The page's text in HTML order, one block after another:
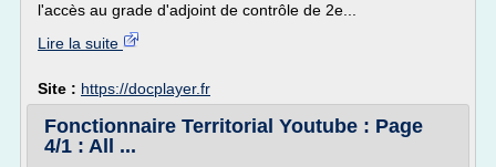
l'accès au grade d'adjoint de contrôle de 2e...
Lire la suite
Site : https://docplayer.fr
Fonctionnaire Territorial Youtube : Page
4/1 : All ...